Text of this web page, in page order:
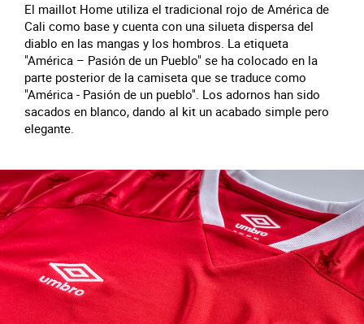
El maillot Home utiliza el tradicional rojo de América de
Cali como base y cuenta con una silueta dispersa del
diablo en las mangas y los hombros. La etiqueta
"América – Pasión de un Pueblo" se ha colocado en la
parte posterior de la camiseta que se traduce como
"América - Pasión de un pueblo". Los adornos han sido
sacados en blanco, dando al kit un acabado simple pero
elegante.